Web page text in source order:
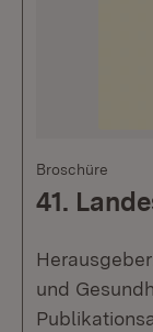
Broschüre
41.
und